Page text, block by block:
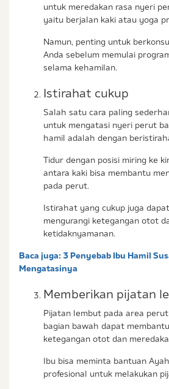
untuk meredakan rasa nyeri
yaitu berjalan kaki atau yoga
Namun, penting untuk
Anda sebelum memulai
selama kehamilan.
Istirahat cukup
Salah satu cara paling
untuk mengatasi nyeri perut
hamil adalah dengan
Tidur dengan posisi miring ke
antara kaki bisa membantu
pada perut.
Istirahat yang cukup juga
mengurangi ketegangan otot
ketidaknyamanan.
Baca juga: 3 Penyebab Ibu Hamil
Mengatasinya
Memberikan pijatan
Pijatan lembut pada area
bagian bawah dapat
ketegangan otot dan
Ibu bisa meminta bantuan
profesional untuk melakukan